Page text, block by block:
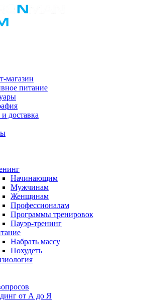
магазин
питание
доставка
Начинающим
Мужчинам
Женщинам
Профессионалам
Программы тренировок
Пауэр-тренинг
Набрать массу
Похудеть
от А до Я